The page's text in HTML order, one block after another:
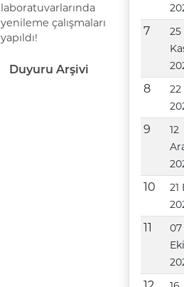
laboratuvarlarında
yenileme çalışmaları
yapıldı!
Duyuru Arşivi
7
25
8
22
9
12
10
21
11
07